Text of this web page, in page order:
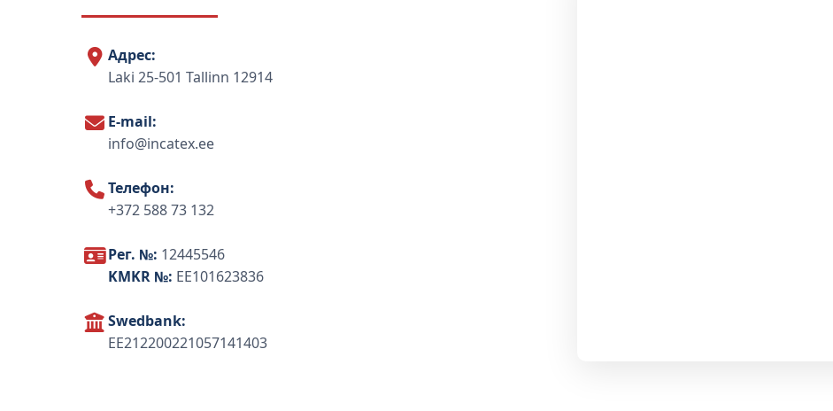
Адрес:
Laki 25-501 Tallinn 12914
E-mail:
info@incatex.ee
Телефон:
+372 588 73 132
Рег. №: 12445546
KMKR №: EE101623836
Swedbank:
EE212200221057141403